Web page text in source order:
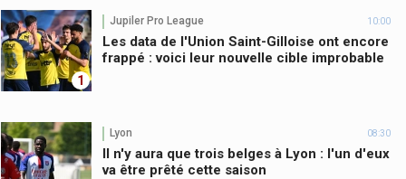
1
Jupiler Pro League 10:00
Les data de l'Union Saint-Gilloise ont encore
frappé : voici leur nouvelle cible improbable
Lyon 08:30
Il n'y aura que trois belges à Lyon : l'un d'eux
va être prêté cette saison